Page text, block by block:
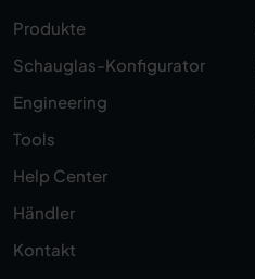
Produkte
Schauglas-Konfigurator
Engineering
Tools
Help Center
Händler
Kontakt